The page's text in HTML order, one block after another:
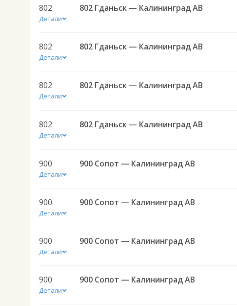
802
Детали
802 Гданьск — Калининград АВ
802
Детали
802 Гданьск — Калининград АВ
802
Детали
802 Гданьск — Калининград АВ
802
Детали
802 Гданьск — Калининград АВ
900
Детали
900 Сопот — Калининград АВ
900
Детали
900 Сопот — Калининград АВ
900
Детали
900 Сопот — Калининград АВ
900
Детали
900 Сопот — Калининград АВ